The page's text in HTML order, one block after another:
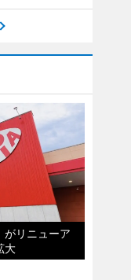
がリニューア
大